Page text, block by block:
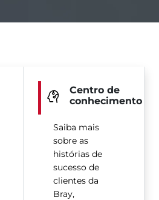
Centro de
conhecimento
Saiba mais
sobre as
histórias de
sucesso de
clientes da
Bray,